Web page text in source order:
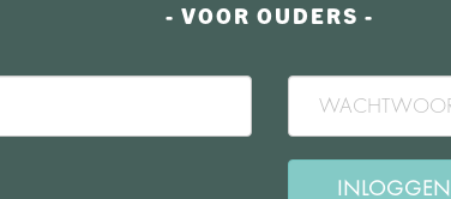
- VOOR OUDERS -
INLOGGEN